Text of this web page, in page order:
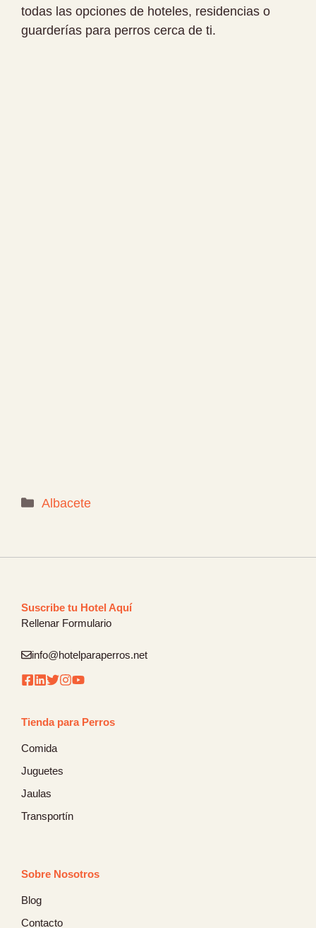
todas las opciones de hoteles, residencias o
guarderías para perros cerca de ti.
Categorías
Albacete
Suscribe tu Hotel Aquí
Rellenar Formulario
info@hotelparaperros.net
Tienda para Perros
Comida
Juguetes
Jaulas
Transportín
Sobre Nosotros
Blog
Contacto